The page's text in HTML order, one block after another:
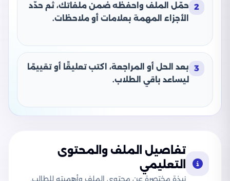
2 حمّل الملف واحفظه ضمن ملفاتك، ثم حدّد
الأجزاء المهمة بعلامات أو ملاحظات.
3
بعد الحل أو المراجعة، اكتب تعليقًا أو تقييمًا
ليساعد باقي الطلاب.
تفاصيل الملف والمحتوى
التعليمي
نبذة مختصرة عن محتوى الملف وأهميته للطالب.